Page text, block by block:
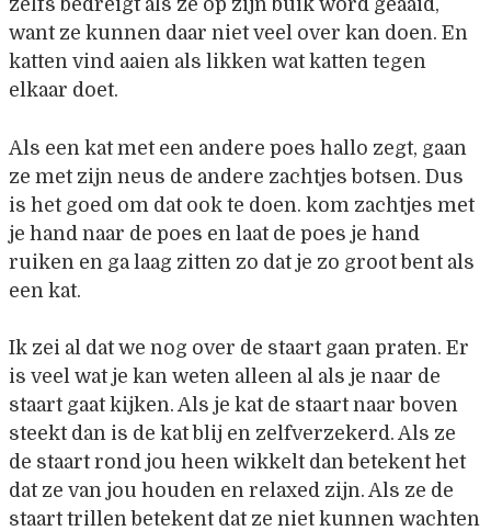
zelfs bedreigt als ze op zijn buik word geaaid,
want ze kunnen daar niet veel over kan doen. En
katten vind aaien als likken wat katten tegen
elkaar doet.
Als een kat met een andere poes hallo zegt, gaan
ze met zijn neus de andere zachtjes botsen. Dus
is het goed om dat ook te doen. kom zachtjes met
je hand naar de poes en laat de poes je hand
ruiken en ga laag zitten zo dat je zo groot bent als
een kat.
Ik zei al dat we nog over de staart gaan praten. Er
is veel wat je kan weten alleen al als je naar de
staart gaat kijken. Als je kat de staart naar boven
steekt dan is de kat blij en zelfverzekerd. Als ze
de staart rond jou heen wikkelt dan betekent het
dat ze van jou houden en relaxed zijn. Als ze de
staart trillen betekent dat ze niet kunnen wachten